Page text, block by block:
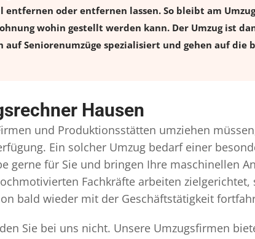
oder entfernen lassen. So bleibt am
wohin gestellt werden kann. Der Umzug ist
Seniorenumzüge spezialisiert und gehen auf die
Hausen
und Produktionsstätten umziehen
Ein solcher Umzug bedarf einer
gerne für Sie und bringen Ihre maschinellen
Fachkräfte arbeiten
bald wieder mit der Geschäftstätigkeit
Sie bei uns nicht. Unsere Umzugsfirmen